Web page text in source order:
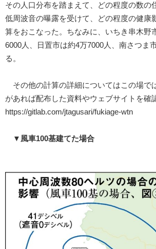
その人口分布を踏まえて、どの程度の数の
低周波音の曝露を受けて、どの程度の健康
算をおこなった。ちなみに、いちき串木野
6000人、日置市は約4万7000人、南さつま
る。
その他の計算の詳細についてはこの場で
があれば配布した資料やウェブサイトを確
https://gitlab.com/jtagusari/fukiage-wtn
▼風車100基建てた場合